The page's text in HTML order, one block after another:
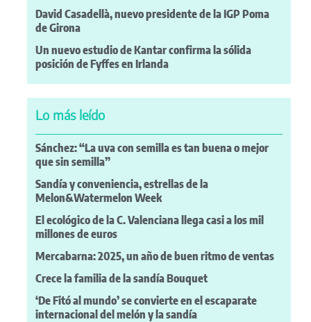
David Casadellà, nuevo presidente de la IGP Poma
de Girona
Un nuevo estudio de Kantar confirma la sólida
posición de Fyffes en Irlanda
Lo más leído
Sánchez: “La uva con semilla es tan buena o mejor
que sin semilla”
Sandía y conveniencia, estrellas de la
Melon&Watermelon Week
El ecológico de la C. Valenciana llega casi a los mil
millones de euros
Mercabarna: 2025, un año de buen ritmo de ventas
Crece la familia de la sandía Bouquet
‘De Fitó al mundo’ se convierte en el escaparate
internacional del melón y la sandía